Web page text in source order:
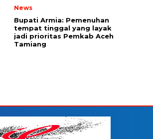
News
Bupati Armia: Pemenuhan
tempat tinggal yang layak
jadi prioritas Pemkab Aceh
Tamiang